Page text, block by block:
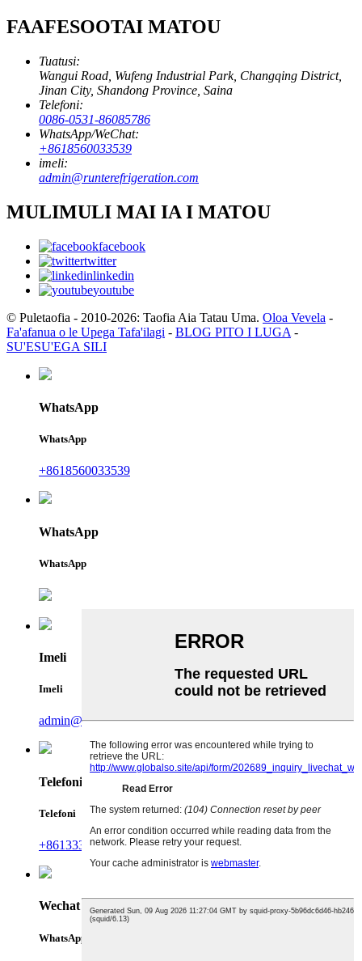
FAAFESOOTAI MATOU
Tuatusi:
Wangui Road, Wufeng Industrial Park, Changqing District,
Jinan City, Shandong Province, Saina
Telefoni:
0086-0531-86085786
WhatsApp/WeChat:
+8618560033539
imeli:
admin@runterefrigeration.com
MULIMULI MAI IA I MATOU
facebook
twitter
linkedin
youtube
© Puletaofia - 2010-2026: Taofia Aia Tatau Uma. Oloa Vevela -
Fa'afanua o le Upega Tafa'ilagi - BLOG PITO I LUGA -
SU'ESU'EGA SILI
WhatsApp
WhatsApp
+8618560033539
WhatsApp
WhatsApp
Imeli
Imeli
admin@runterefrigeration.com
Telefoni
Telefoni
+8613335141424
Wechat
WhatsApp